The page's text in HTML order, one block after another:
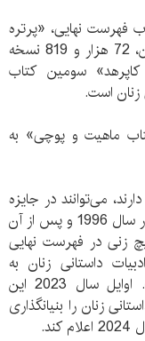
نهایی، «پرتره
ازدواج» اثر اوفارل است که تا هفته اول ژوئن، 72 هزار و 819 نسخه
سومین کتاب
زنان است.
زنان 2022 برای «کتاب ماهیت و پوچی» به
می‌توانند در جایزه
ادبیات داستانی زنان شرکت کنند. این جایزه در سال 1996 و پس از آن
در جایزه بوکر 1991 نام هیچ زنی در فهرست نهایی
داستانی زنان به
وسیع‌ترین شکل ممکن به خوانندگان است. اوایل سال 2023 این
زنان را بنیانگذاری